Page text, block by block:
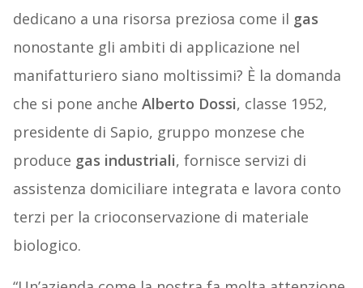
dedicano a una risorsa preziosa come il gas
nonostante gli ambiti di applicazione nel
manifatturiero siano moltissimi? È la domanda
che si pone anche Alberto Dossi, classe 1952,
presidente di Sapio, gruppo monzese che
produce gas industriali, fornisce servizi di
assistenza domiciliare integrata e lavora conto
terzi per la crioconservazione di materiale
biologico.